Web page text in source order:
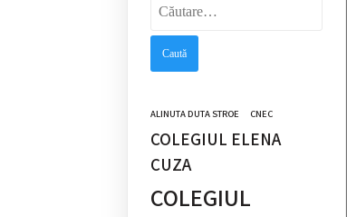
ALINUTA DUTA STROE CNEC
COLEGIUL ELENA
CUZA
COLEGIUL